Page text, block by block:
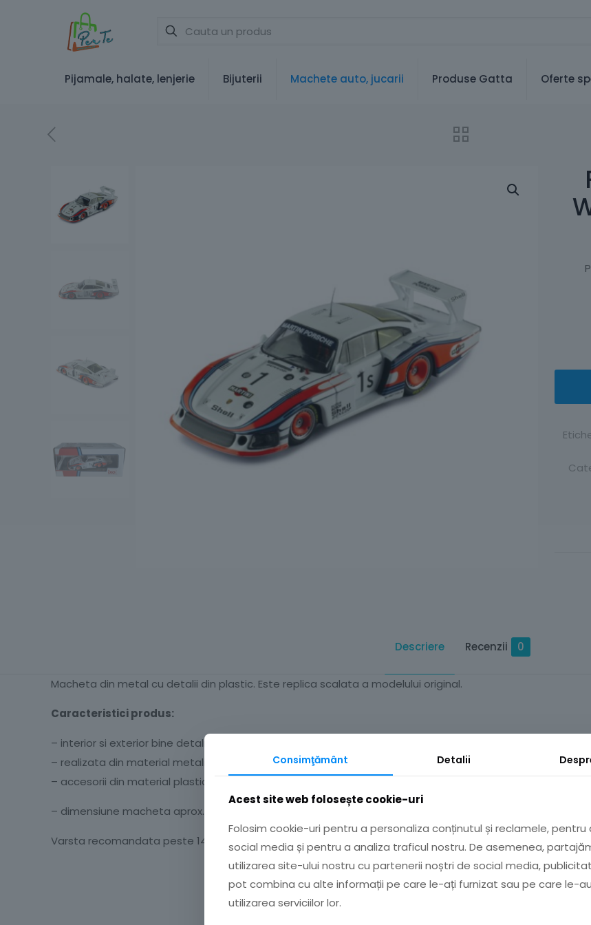
Pijamale, halate, lenjerie Bijuterii Machete auto, jucarii Produse Gatta Oferte
Descriere Recenzii 0
Macheta din metal cu detalii din plastic. Este replica scalata a modelului original.
Caracteristici produs:
– interior si exterior bine detaliate
– realizata din material metalic turnat
– accesorii din material plastic
– dimensiune macheta aprox. 11 cm
Varsta recomandata peste 14 ani.
Recenzii
Consimţământ Detalii
Acest site web folosește cookie-uri
Folosim cookie-uri pentru a personaliza conținutul și reclamele, pentru
social media și pentru a analiza traficul nostru. De asemenea,
utilizarea site-ului nostru cu partenerii noștri de social media,
pot combina cu alte informații pe care le-ați furnizat sau pe care le-
utilizarea serviciilor lor.